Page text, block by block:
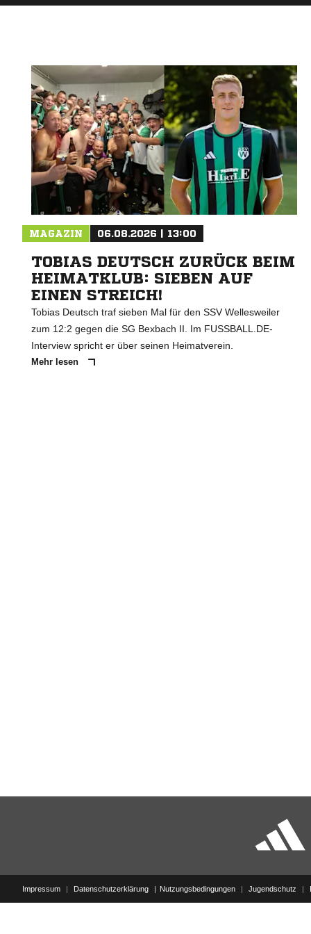
MAGAZIN 06.08.2026 | 13:00
TOBIAS DEUTSCH ZURÜCK BEIM
HEIMATKLUB: SIEBEN AUF
EINEN STREICH!
Tobias Deutsch traf sieben Mal für den SSV Wellesweiler
zum 12:2 gegen die SG Bexbach II. Im FUSSBALL.DE-
Interview spricht er über seinen Heimatverein.
Mehr lesen
Impressum | Datenschutzerklärung Nutzungsbedingungen | Jugendschutz |